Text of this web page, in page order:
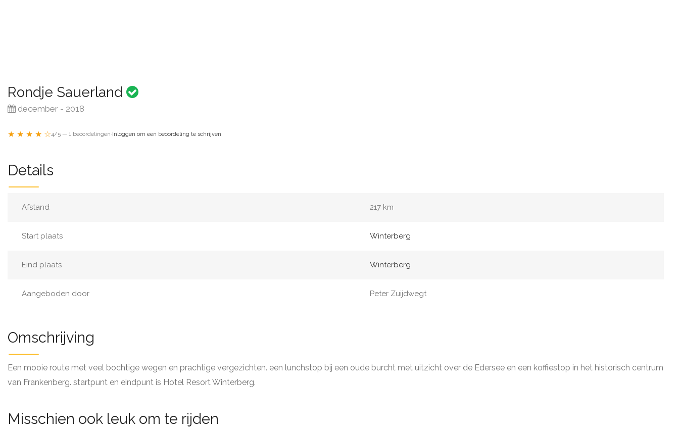
Rondje Sauerland
december - 2018
★ ★ ★ ★ ☆4/5 — 1 beoordelingen·Inloggen om een beoordeling te schrijven
Details
Afstand 217 km
Start plaats Winterberg
Eind plaats Winterberg
Aangeboden door Peter Zuijdwegt
Omschrijving
Een mooie route met veel bochtige wegen en prachtige vergezichten. een lunchstop bij een oude burcht met uitzicht over de Edersee en een koffiestop in het historisch centrum
van Frankenberg. startpunt en eindpunt is Hotel Resort Winterberg.
Misschien ook leuk om te rijden